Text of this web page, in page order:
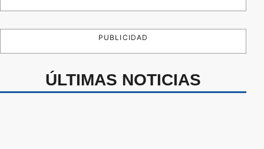
PUBLICIDAD
ÚLTIMAS NOTICIAS